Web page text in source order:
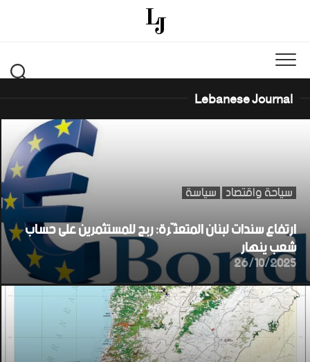
Lebanese Journal
سياحة واقتصاد سياسة
ارتفاع سندات لبنان المتعثّرة: ربح للمستثمرين على حساب
شعب ينهار
26/10/2025